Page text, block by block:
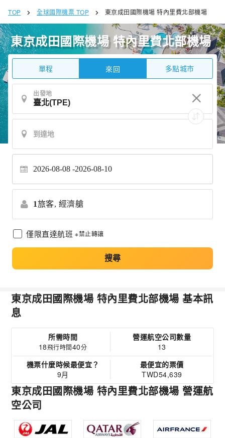
TOP 全球國際機票 TOP 東京成田國際機場 特內里費北部機場
東京成田國際機場 特內里費北部機場
單程 來回 多點城市
出發地
2026-08-08 2026-08-10
1旅客, 經濟艙
僅限直達航班 ※禁止轉讓
搜尋
東京成田國際機場 特內里費北部機場 基本訊
息
所需時間
18飛行時間40分
營運航空公司數量
13
機票什麼時候最便宜？
9月
最便宜的票價
TWD54,639
東京成田國際機場 特內里費北部機場 營運航
空公司